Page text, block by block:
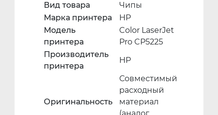
Вид товара
Чипы
Марка принтера
HP
Модель
принтера
Color LaserJet
Pro CP5225
Производитель
принтера
HP
Оригинальность
Совместимый
расходный
материал